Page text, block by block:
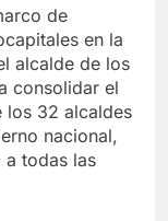
de
en la
alcalde de los
consolidar el
los 32 alcaldes
nacional,
todas las